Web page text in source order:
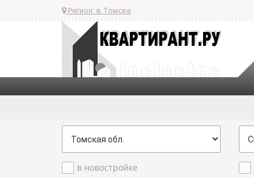
Регион: в Томске
в новостройке